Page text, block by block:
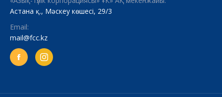
Астана қ., Мәскеу көшесі, 29/3
Email:
mail@fcc.kz
Facebook